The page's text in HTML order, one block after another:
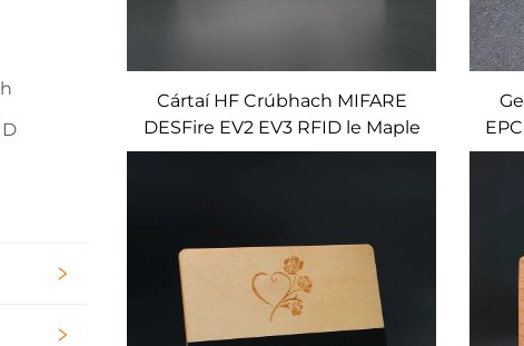
Cártaí HF Crúbhach MIFARE
DESFire EV2 EV3 RFID le Maple
Bamboo Beech Ash Cherry